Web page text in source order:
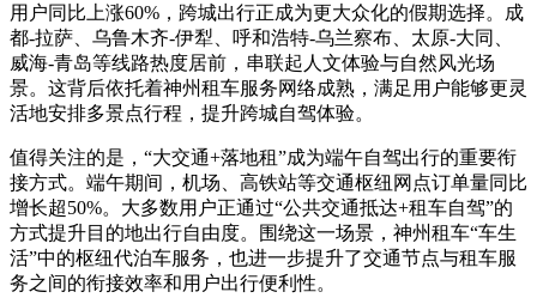
用户同比上涨60%，跨城出行正成为更大众化的假期选择。成
都-拉萨、乌鲁木齐-伊犁、呼和浩特-乌兰察布、太原-大同、
威海-青岛等线路热度居前，串联起人文体验与自然风光场
景。这背后依托着神州租车服务网络成熟，满足用户能够更灵
活地安排多景点行程，提升跨城自驾体验。
值得关注的是，“大交通+落地租”成为端午自驾出行的重要衔
接方式。端午期间，机场、高铁站等交通枢纽网点订单量同比
增长超50%。大多数用户正通过“公共交通抵达+租车自驾”的
方式提升目的地出行自由度。围绕这一场景，神州租车“车生
活”中的枢纽代泊车服务，也进一步提升了交通节点与租车服
务之间的衔接效率和用户出行便利性。